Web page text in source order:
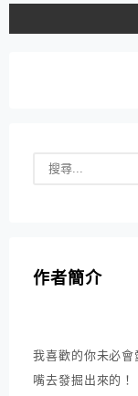
作者簡介
我喜歡的你未必
嘴去發掘出來的